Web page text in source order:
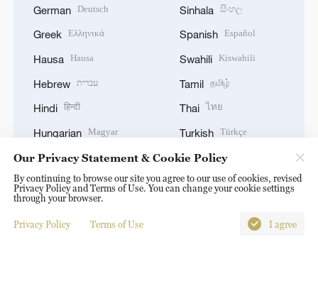
German Deutsch
Greek Ελληνικά
Hausa Hausa
Hebrew עברית
Hindi हिन्दी
Hungarian Magyar
Indonesian Bahasa Indonesia
Italian Italiano
Japanese 日本語
Korean 한국어
Sinhala සිංහල
Spanish Español
Swahili Kiswahili
Tamil தமிழ்
Thai ไทย
Turkish Türkçe
Ukrainian
Urdu اردو
Our Privacy Statement & Cookie Policy
By continuing to browse our site you agree to our use of cookies, revised
Privacy Policy and Terms of Use. You can change your cookie settings
through your browser.
Privacy Policy Terms of Use I agree